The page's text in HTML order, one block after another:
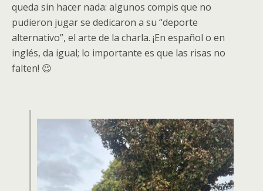
queda sin hacer nada: algunos compis que no
pudieron jugar se dedicaron a su “deporte
alternativo”, el arte de la charla. ¡En español o en
inglés, da igual; lo importante es que las risas no
falten! 😉